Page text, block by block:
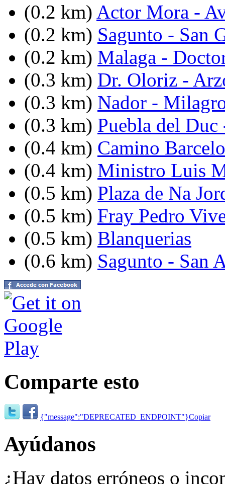
(0.2 km) Actor Mora -
(0.2 km) Sagunto - San
(0.2 km) Malaga -
(0.3 km) Dr. Oloriz -
(0.3 km) Nador -
(0.3 km) Puebla del
(0.4 km) Camino
(0.4 km) Ministro Luis
(0.5 km) Plaza de Na
(0.5 km) Fray Pedro
(0.5 km) Blanquerias
(0.6 km) Sagunto - San
Comparte esto
{"message":"DEPRECATED_ENDPOINT"}Copiar
Ayúdanos
¿Hay datos erróneos o